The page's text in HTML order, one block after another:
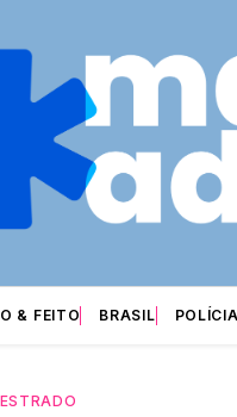
& FEITO BRASIL POLÍCIA